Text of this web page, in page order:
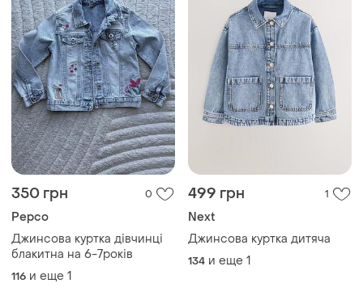
350 грн 0
Pepco
Джинсова куртка дівчинці
блакитна на 6-7років
116 и еще 1
499 грн 1
Next
Джинсова куртка дитяча
134 и еще 1